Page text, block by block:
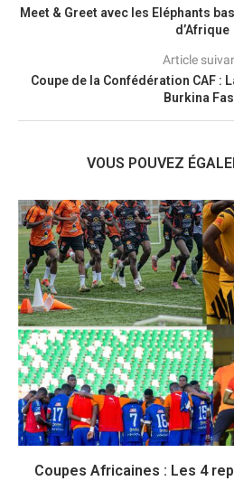
Meet & Greet avec les Eléphants
d’Afrique
Article
Coupe de la Confédération CAF :
Burkina
VOUS POUVEZ
Coupes Africaines : Les 4